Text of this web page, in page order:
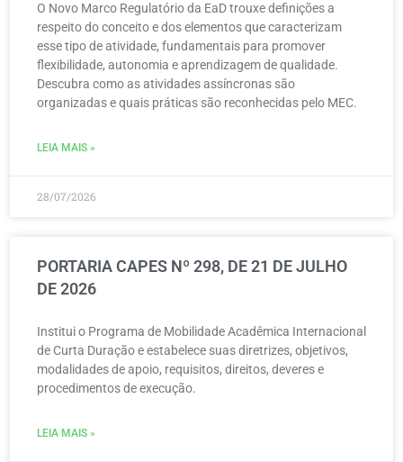
O Novo Marco Regulatório da EaD trouxe definições a
respeito do conceito e dos elementos que caracterizam
esse tipo de atividade, fundamentais para promover
flexibilidade, autonomia e aprendizagem de qualidade.
Descubra como as atividades assíncronas são
organizadas e quais práticas são reconhecidas pelo MEC.
LEIA MAIS »
28/07/2026
PORTARIA CAPES Nº 298, DE 21 DE JULHO
DE 2026
Institui o Programa de Mobilidade Acadêmica Internacional
de Curta Duração e estabelece suas diretrizes, objetivos,
modalidades de apoio, requisitos, direitos, deveres e
procedimentos de execução.
LEIA MAIS »